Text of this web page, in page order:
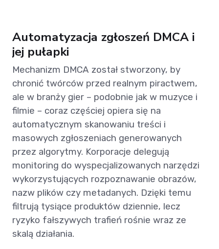
Automatyzacja zgłoszeń DMCA i
jej pułapki
Mechanizm DMCA został stworzony, by
chronić twórców przed realnym piractwem,
ale w branży gier – podobnie jak w muzyce i
filmie – coraz częściej opiera się na
automatycznym skanowaniu treści i
masowych zgłoszeniach generowanych
przez algorytmy. Korporacje delegują
monitoring do wyspecjalizowanych narzędzi
wykorzystujących rozpoznawanie obrazów,
nazw plików czy metadanych. Dzięki temu
filtrują tysiące produktów dziennie, lecz
ryzyko fałszywych trafień rośnie wraz ze
skalą działania.